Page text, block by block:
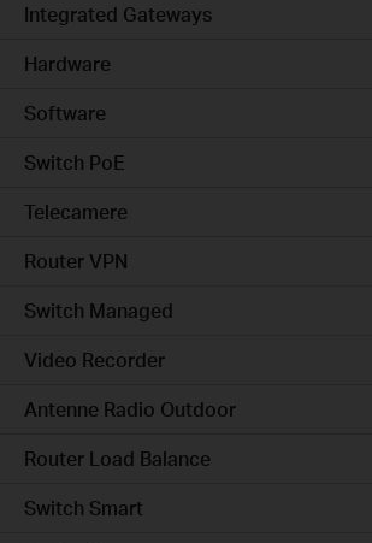
Integrated Gateways
Hardware
Software
Switch PoE
Telecamere
Router VPN
Switch Managed
Video Recorder
Antenne Radio Outdoor
Router Load Balance
Switch Smart